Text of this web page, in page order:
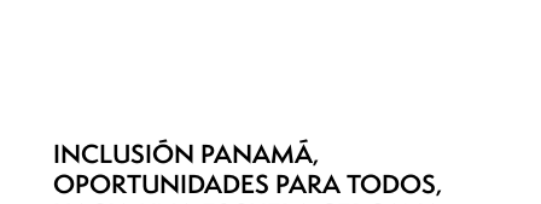
INCLUSIÓN PANAMÁ,
OPORTUNIDADES PARA TODOS,